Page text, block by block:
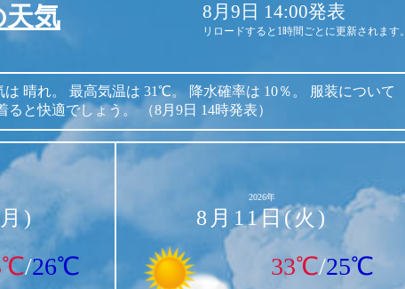
天気 8月9日 14:00発表
リロードすると1時間ごとに更新されます。
は 晴れ。 最高気温は 31℃。 降水確率は 10％。
服装について
ると快適でしょう。（8月9日 14時発表）
)
/26℃
2026年
8月11日(火)
33℃/25℃